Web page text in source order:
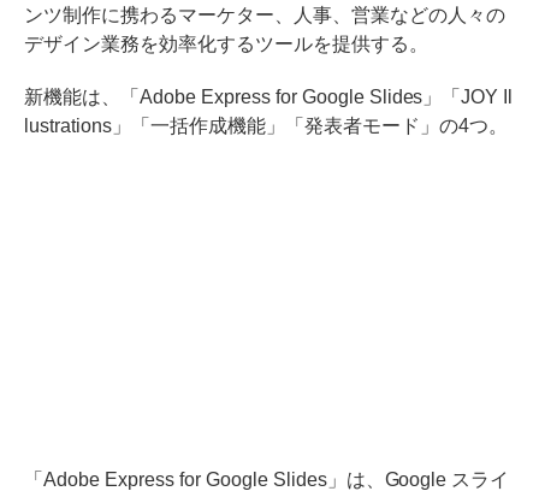
ンツ制作に携わるマーケター、人事、営業などの人々の
デザイン業務を効率化するツールを提供する。
新機能は、「Adobe Express for Google Slides」「JOY Il
lustrations」「一括作成機能」「発表者モード」の4つ。
「Adobe Express for Google Slides」は、Google スライ